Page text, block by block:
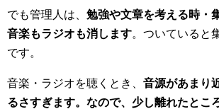
でも管理人は、 勉強や文章を考える時・
音楽もラジオも消します。ついていると
です。
音楽・ラジオを聴くとき、 音源があまり
るさすぎます。なので、少し離れたとこ